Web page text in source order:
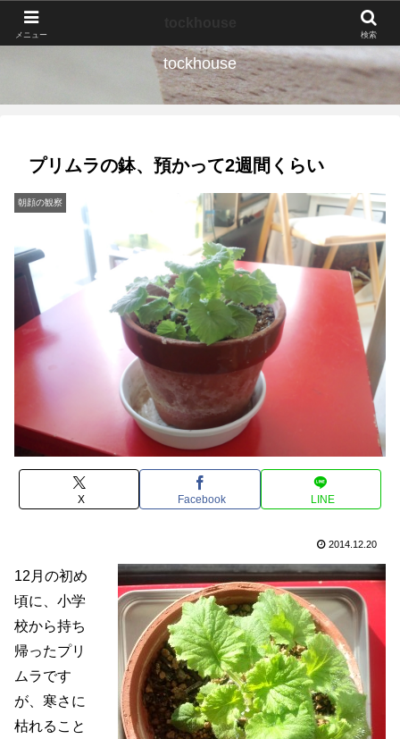
tockhouse
プリムラの鉢、預かって2週間くらい
朝顔の観察
X Facebook LINE
2014.12.20
12月の初め
頃に、小学
校から持ち
帰ったプリ
ムラです
が、寒さに
枯れること
メニュー 検索